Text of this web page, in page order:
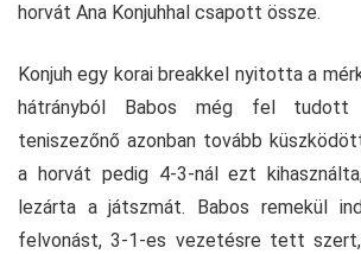
horvát Ana Konjuhhal csapott össze.
Konjuh egy korai breakkel nyitotta a
hátrányból Babos még fel tudott
teniszezőnő azonban tovább
a horvát pedig 4-3-nál ezt
lezárta a játszmát. Babos remekül
felvonást, 3-1-es vezetésre tett